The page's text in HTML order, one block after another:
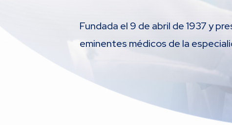
Fundada el 9 de abril de 1937 y
eminentes médicos de la